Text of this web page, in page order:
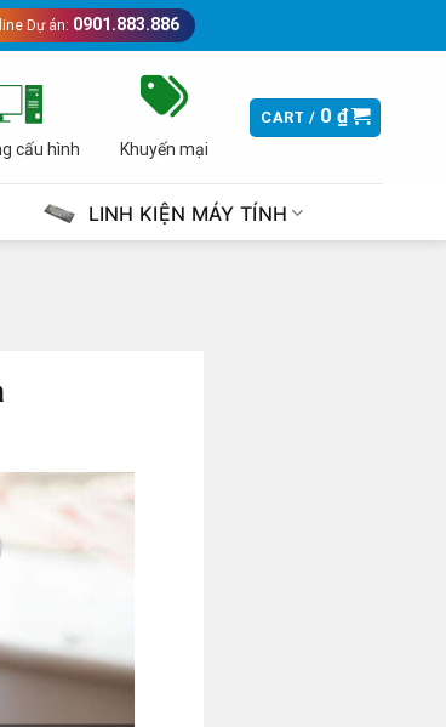
Dự án: 0901.883.886
cấu hình Khuyến mại
CART / 0 ₫
LINH KIỆN MÁY TÍNH